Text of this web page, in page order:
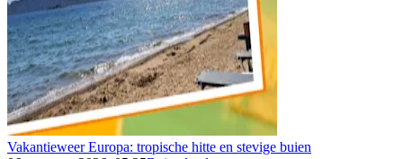
Vakantieweer Europa: tropische hitte en stevige buien